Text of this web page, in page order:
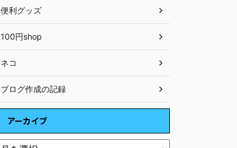
便利グッズ
100円shop
ネコ
ブログ作成の記録
アーカイブ